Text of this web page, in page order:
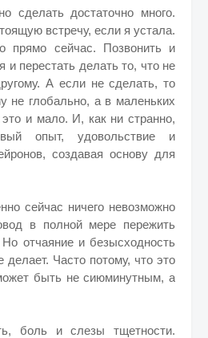
сделать достаточно много.
встречу, если я устала.
прямо сейчас. Позвонить и
и перестать делать то, что не
А если не сделать, то
не глобально, а в маленьких
и мало. И, как ни странно,
опыт, удовольствие и
создавая основу для
сейчас ничего невозможно
в полной мере пережить
отчаяние и безысходность
Часто потому, что это
быть не сиюминутным, а
боль и слезы тщетности.